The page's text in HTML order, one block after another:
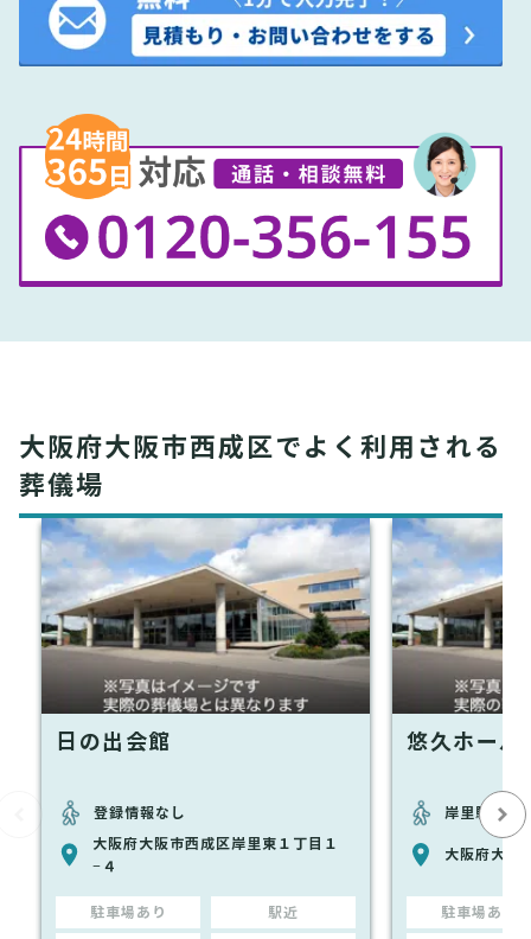
大阪府大阪市西成区でよく利用される
葬儀場
日の出会館
登録情報なし
大阪府大阪市西成区岸里東１丁目１
−４
駐車場あり 駅近
悠久ホール
岸里駅から
大阪府大阪
駐車場あり